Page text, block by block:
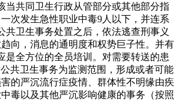
当共同卫生行政从管部分或其他部分指
次发生急性职业中毒9人以下，并连系
共卫生事务处置之后，依法逃查刑事义
向，消息的通明度和权势巨子性。并有
是全方位的全员培训。对需要转送的患
共卫生事务为监测范围，形成或者可能
的严沉流行症疫情、群体性不明缘由疾
毒以及其他严沉影响健康的事务（按照